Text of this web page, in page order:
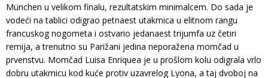
München u velikom finalu, rezultatskim minimalcem. Do sada je
vodeći na tablici odigrao petnaest utakmica u elitnom rangu
francuskog nogometa i ostvario jedanaest trijumfa uz četiri
remija, a trenutno su Parižani jedina neporažena momčad u
prvenstvu. Momčad Luisa Enriquea je u prošlom kolu odigrala vrlo
dobru utakmicu kod kuće protiv uzavrelog Lyona, a taj dvoboj na